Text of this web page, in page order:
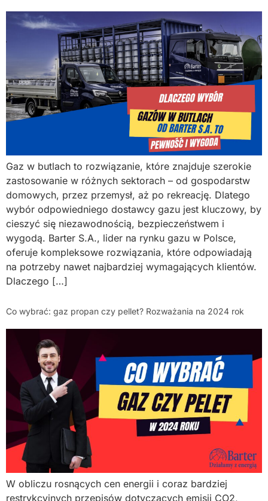
Gaz w butlach to rozwiązanie, które znajduje szerokie
zastosowanie w różnych sektorach – od gospodarstw
domowych, przez przemysł, aż po rekreację. Dlatego
wybór odpowiedniego dostawcy gazu jest kluczowy, by
cieszyć się niezawodnością, bezpieczeństwem i
wygodą. Barter S.A., lider na rynku gazu w Polsce,
oferuje kompleksowe rozwiązania, które odpowiadają
na potrzeby nawet najbardziej wymagających klientów.
Dlaczego […]
Co wybrać: gaz propan czy pellet? Rozważania na 2024 rok
W obliczu rosnących cen energii i coraz bardziej
restrykcyjnych przepisów dotyczących emisji CO2,